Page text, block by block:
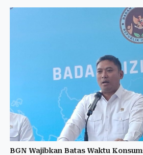
BGN Wajibkan Batas Waktu